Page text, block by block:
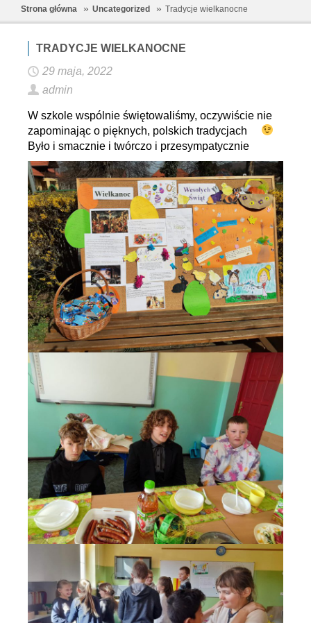
Strona główna Uncategorized Tradycje wielkanocne
TRADYCJE WIELKANOCNE
29 maja, 2022
admin
W szkole wspólnie świętowaliśmy, oczywiście nie
zapominając o pięknych, polskich tradycjach
Było i smacznie i twórczo i przesympatycznie